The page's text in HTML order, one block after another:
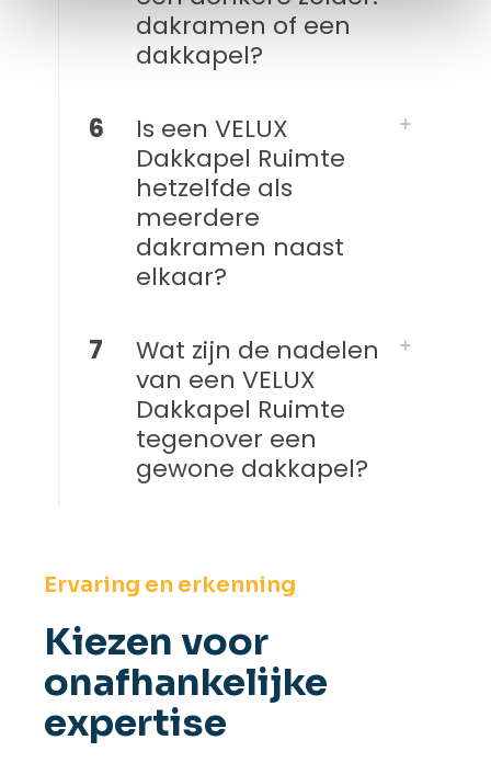
dakramen of een
dakkapel?
6
Is een VELUX
Dakkapel Ruimte
hetzelfde als
meerdere
dakramen naast
elkaar?
7
Wat zijn de nadelen
van een VELUX
Dakkapel Ruimte
tegenover een
gewone dakkapel?
Ervaring en erkenning
Kiezen voor
onafhankelijke
expertise